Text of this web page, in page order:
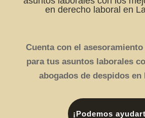
en derecho laboral en
Cuenta con el
para tus asuntos laborales
abogados de despidos en
¡Podemos